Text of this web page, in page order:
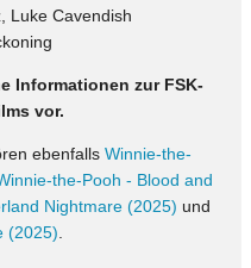
Luke Cavendish
Informationen zur FSK-
vor.
ebenfalls Winnie-the-
the-Pooh - Blood and
Nightmare (2025) und
(2025)